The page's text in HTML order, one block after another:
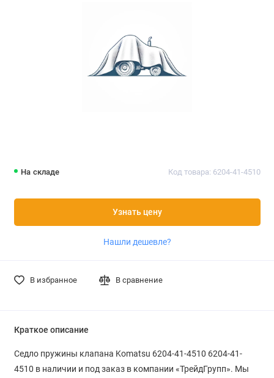
На складе Код товара: 6204-41-4510
Узнать цену
Нашли дешевле?
В избранное В сравнение
Краткое описание
Седло пружины клапана Komatsu 6204-41-4510 6204-41-
4510 в наличии и под заказ в компании «ТрейдГрупп». Мы